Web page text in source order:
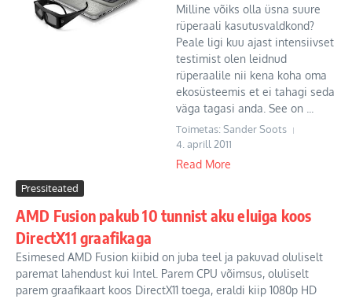
Milline võiks olla üsna suure
rüperaali kasutusvaldkond?
Peale ligi kuu ajast intensiivset
testimist olen leidnud
rüperaalile nii kena koha oma
ekosüsteemis et ei tahagi seda
väga tagasi anda. See on ...
Toimetas: Sander Soots
4. aprill 2011
Read More
Pressiteated
AMD Fusion pakub 10 tunnist aku eluiga koos
DirectX11 graafikaga
Esimesed AMD Fusion kiibid on juba teel ja pakuvad oluliselt
paremat lahendust kui Intel. Parem CPU võimsus, oluliselt
parem graafikaart koos DirectX11 toega, eraldi kiip 1080p HD